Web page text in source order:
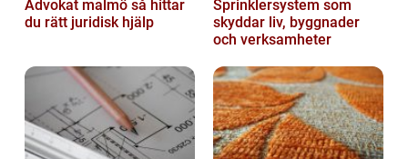
Advokat malmö så hittar
du rätt juridisk hjälp
Sprinklersystem som
skyddar liv, byggnader
och verksamheter